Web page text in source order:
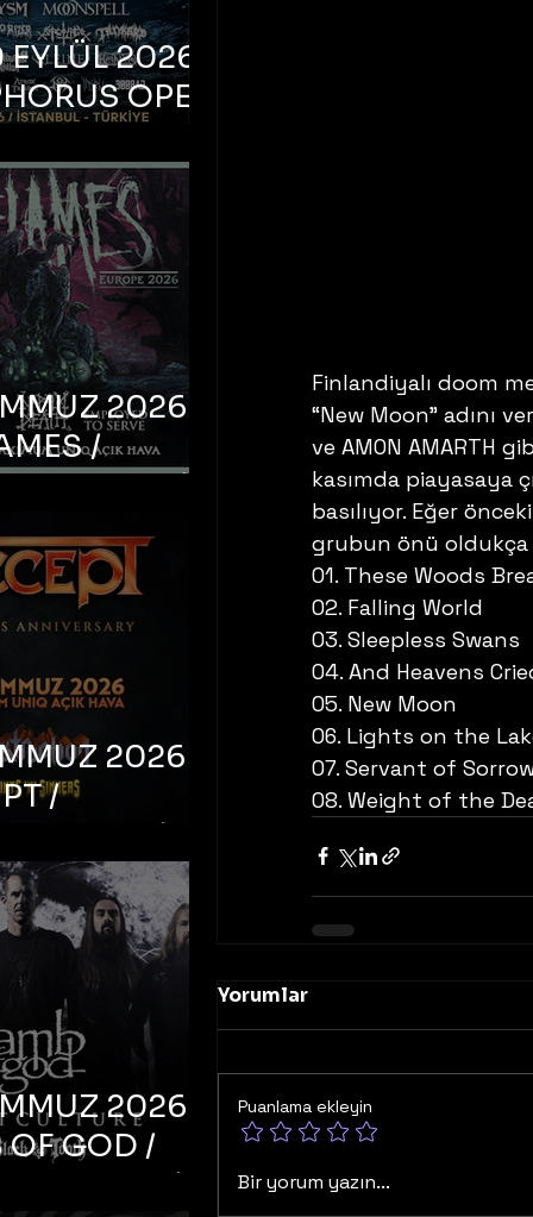
Finlandiyalı doom
“New Moon” adını
ve AMON AMARTH
kasımda piayasaya
basılıyor. Eğer
grubun önü oldukça
01. These Woods
02. Falling World
03. Sleepless Swans
04. And Heavens
05. New Moon
06. Lights on the
07. Servant of
08. Weight of the
Yorumlar
Puanlama ekleyin
Bir yorum yazın...
2026 –
OPEN
FEST
2026 –
/
DEATH /
– İstanbul,
Uniq
2026 –
/
/
‘N’
– İstanbul,
Uniq
2026 –
OF GOD /
CULTURE /